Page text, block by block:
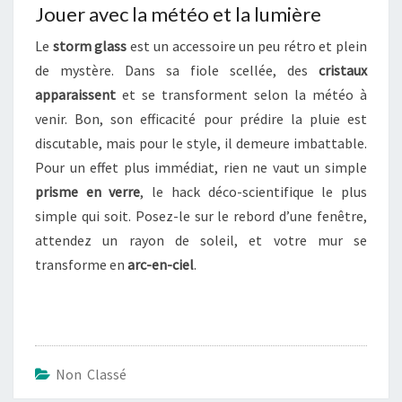
T
I
D
I
E
N
Jouer avec la météo et la lumière
Le storm glass est un accessoire un peu rétro et plein
de mystère. Dans sa fiole scellée, des cristaux
apparaissent et se transforment selon la météo à
venir. Bon, son efficacité pour prédire la pluie est
discutable, mais pour le style, il demeure imbattable.
Pour un effet plus immédiat, rien ne vaut un simple
prisme en verre, le hack déco-scientifique le plus
simple qui soit. Posez-le sur le rebord d’une fenêtre,
attendez un rayon de soleil, et votre mur se
transforme en arc-en-ciel.
Non Classé